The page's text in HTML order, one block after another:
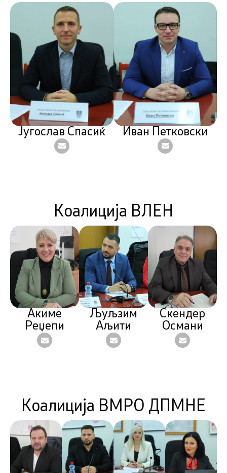
Југослав Спасиќ Иван Петковски
Коалиција ВЛЕН
Акиме
Реџепи
Љуљзим
Аљити
Скендер
Османи
Коалиција ВМРО ДПМНЕ